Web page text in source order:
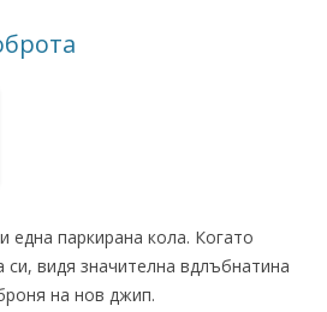
една паркирана кола. Когато
видя значителна вдлъбнатина
на нов джип.